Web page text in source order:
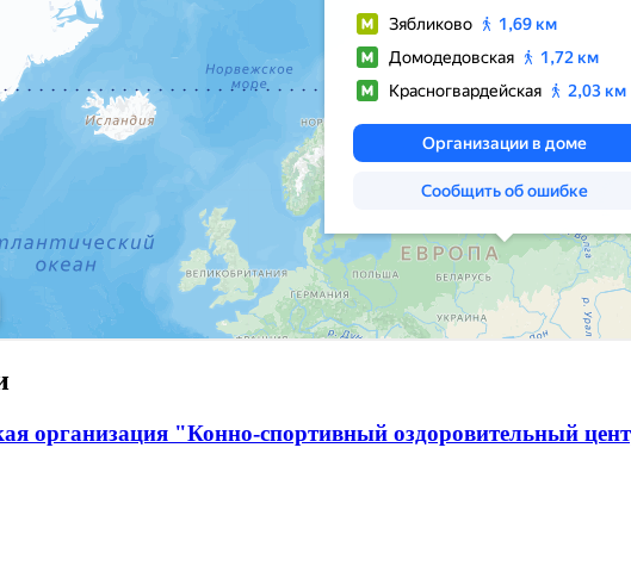
организация "Конно-спортивный оздоровительный